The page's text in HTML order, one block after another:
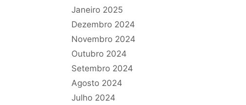
Janeiro 2025
Dezembro 2024
Novembro 2024
Outubro 2024
Setembro 2024
Agosto 2024
Julho 2024